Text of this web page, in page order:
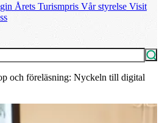
Årets Turismpris Vår styrelse Visit
och föreläsning: Nyckeln till digital